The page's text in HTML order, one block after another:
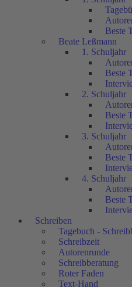
Beste
Beate Leßmann
1. Schuljahr
Beste
2. Schuljahr
Beste
3. Schuljahr
Beste
4. Schuljahr
Beste
Schreiben
Tagebuch -
Schreibzeit
Autorenrunde
Schreibberatung
Roter Faden
Text-Hand